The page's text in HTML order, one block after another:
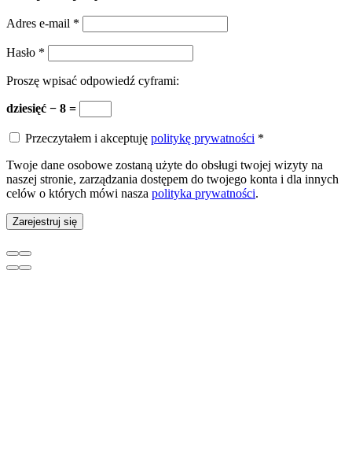
Adres e-mail *
Hasło *
Proszę wpisać odpowiedź cyframi:
dziesięć − 8 =
Przeczytałem i akceptuję politykę prywatności *
Twoje dane osobowe zostaną użyte do obsługi twojej wizyty na
naszej stronie, zarządzania dostępem do twojego konta i dla innych
celów o których mówi nasza polityka prywatności.
Zarejestruj się